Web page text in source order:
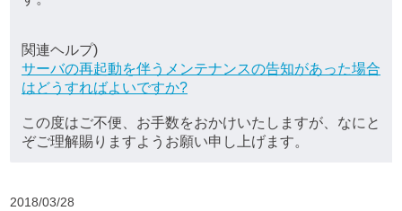
関連ヘルプ)
サーバの再起動を伴うメンテナンスの告知があった場合
はどうすればよいですか?
この度はご不便、お手数をおかけいたしますが、なにと
ぞご理解賜りますようお願い申し上げます。
2018/03/28